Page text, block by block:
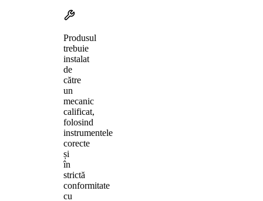
Produsul
trebuie
instalat
de
către
un
mecanic
calificat,
folosind
instrumentele
corecte
și
în
strictă
conformitate
cu